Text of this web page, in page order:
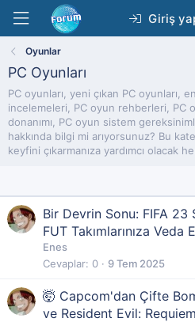
Giriş
Oyunlar
PC Oyunları
PC oyunları, yeni çıkan PC oyunları,
incelemeleri, PC oyun rehberleri, PC
donanımı, PC oyun sistem
hakkında bilgi mi arıyorsunuz? Bu
keyfini çıkarmanıza yardımcı olacak
Bir Devrin Sonu: FIFA 23
FUT Takımlarınıza Veda
Enes
Cevaplar 0 9 Tem 2025
🤯 Capcom'dan Çifte
ve Resident Evil: